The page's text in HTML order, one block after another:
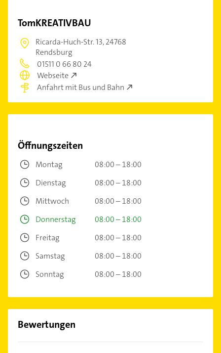
TomKREATIVBAU
Ricarda-Huch-Str. 13,24768
Rendsburg
01511 0 66 80 24
Webseite
Anfahrt mit Bus und Bahn
Öffnungszeiten
Montag
08:00 – 18:00
Dienstag
08:00 – 18:00
Mittwoch
08:00 – 18:00
Donnerstag
08:00 – 18:00
Freitag
08:00 – 18:00
Samstag
08:00 – 18:00
Sonntag
08:00 – 18:00
Bewertungen